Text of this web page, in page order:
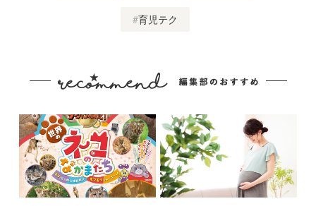
育児テク